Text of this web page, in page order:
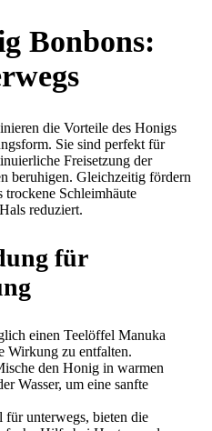
Bonbons:
die Vorteile des Honigs
Sie sind perfekt für
Freisetzung der
beruhigen. Gleichzeitig fördern
Schleimhäute
reduziert.
für
einen Teelöffel Manuka
Wirkung zu entfalten.
den Honig in warmen
Wasser, um eine sanfte
für unterwegs, bieten die